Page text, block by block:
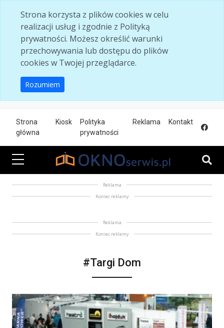
Strona korzysta z plików cookies w celu
realizacji usług i zgodnie z Polityką
prywatności. Możesz określić warunki
przechowywania lub dostępu do plików
cookies w Twojej przeglądarce.
Rozumiem
Strona
główna
Kiosk
Polityka
prywatności
Reklama Kontakt
Reklama
Koniec reklamy
Reklama
Koniec reklamy
#Targi Dom